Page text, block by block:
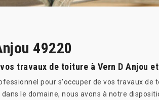
49220
travaux de toiture à Vern D Anjou
pour s'occuper de vos travaux
le domaine, nous avons à notre